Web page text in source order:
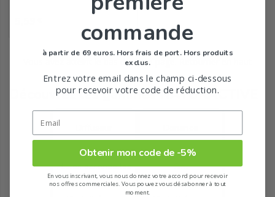
Vous avez atteint le bas de cette page.
Découvrez les gammes NATURACTIVE
Huiles essentielles O.r.l
commande
à partir de 69 euros. Hors frais de port. Hors produits
exclus.
Entrez votre email dans le champ ci-dessous
pour recevoir votre code de réduction.
Obtenir mon code de -5%
En vous inscrivant, vous nous donnez votre accord pour recevoir
nos offres commerciales. Vous pouvez vous désabonner à tout
moment.